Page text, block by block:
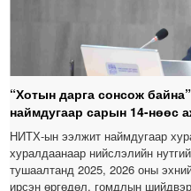
“Хотын дарга сонсож
наймдугаар сарын 14-нөөс
НИТХ-ын ээлжит наймдугаар
хуралдаанаар нийслэлийн
тушаалтанд 2025, 2026 оны
ирсэн өргөдөл, гомдлын